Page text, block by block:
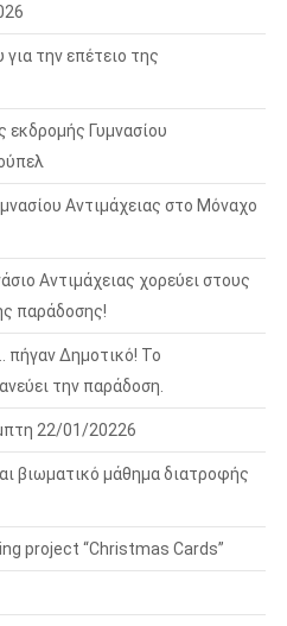
για την επέτειο της
εκδρομής Γυμνασίου
Αντιμάχειας στο Μόναχο
Αντιμάχειας χορεύει στους
παράδοσης!
πήγαν Δημοτικό! Το
την παράδοση.
22/01/20226
βιωματικό μάθημα διατροφής
project “Christmas Cards”